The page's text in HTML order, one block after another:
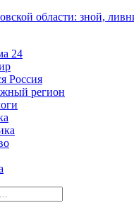
области: зной,
24
Россия
регион